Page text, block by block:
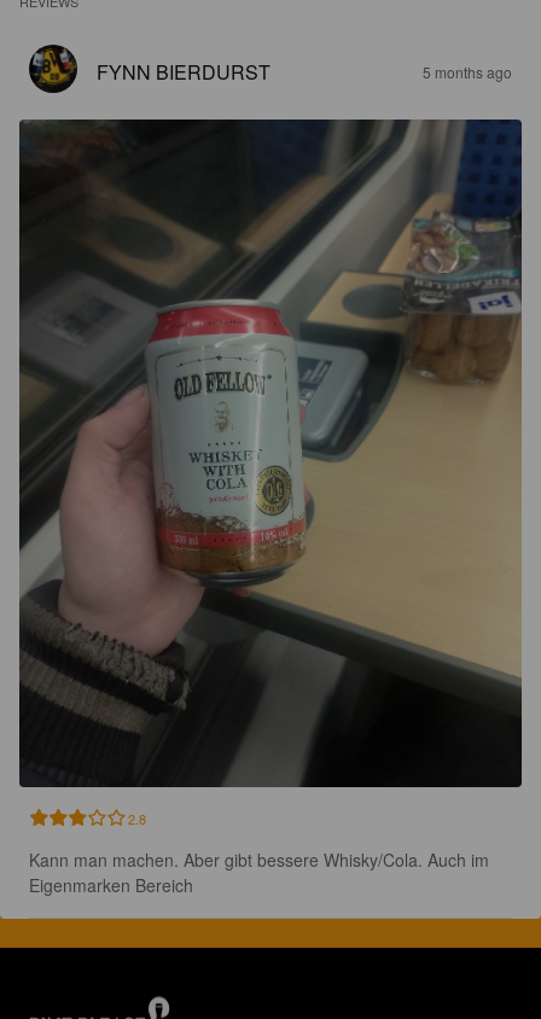
FYNN BIERDURST 5 months ago
2.8
Kann man machen. Aber gibt bessere Whisky/Cola. Auch im
Eigenmarken Bereich